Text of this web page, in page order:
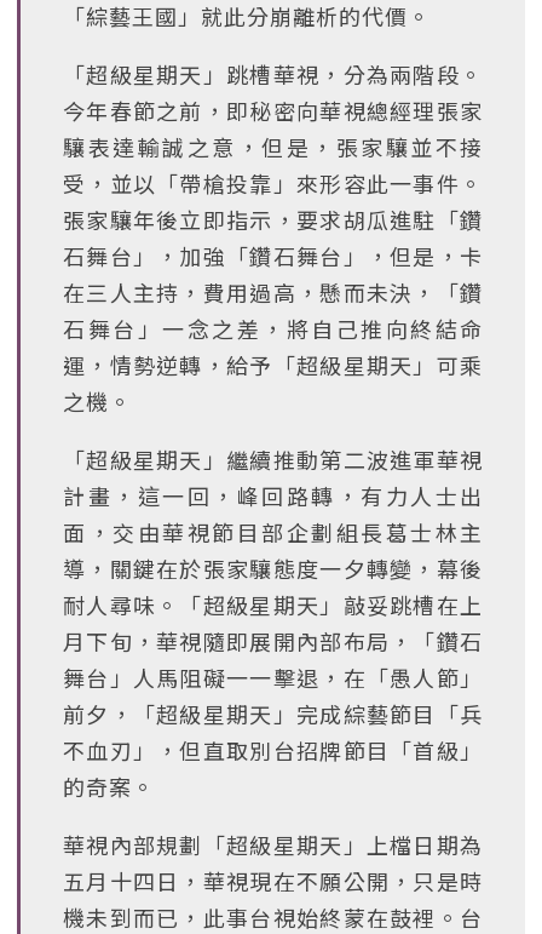
「綜藝王國」就此分崩離析的代價。
「超級星期天」跳槽華視，分為兩階段。
今年春節之前，即秘密向華視總經理張家
驤表達輸誠之意，但是，張家驤並不接
受，並以「帶槍投靠」來形容此一事件。
張家驤年後立即指示，要求胡瓜進駐「鑽
石舞台」，加強「鑽石舞台」，但是，卡
在三人主持，費用過高，懸而未決，「鑽
石舞台」一念之差，將自己推向終結命
運，情勢逆轉，給予「超級星期天」可乘
之機。
「超級星期天」繼續推動第二波進軍華視
計畫，這一回，峰回路轉，有力人士出
面，交由華視節目部企劃組長葛士林主
導，關鍵在於張家驤態度一夕轉變，幕後
耐人尋味。「超級星期天」敲妥跳槽在上
月下旬，華視隨即展開內部布局，「鑽石
舞台」人馬阻礙一一擊退，在「愚人節」
前夕，「超級星期天」完成綜藝節目「兵
不血刃」，但直取別台招牌節目「首級」
的奇案。
華視內部規劃「超級星期天」上檔日期為
五月十四日，華視現在不願公開，只是時
機未到而已，此事台視始終蒙在鼓裡。台